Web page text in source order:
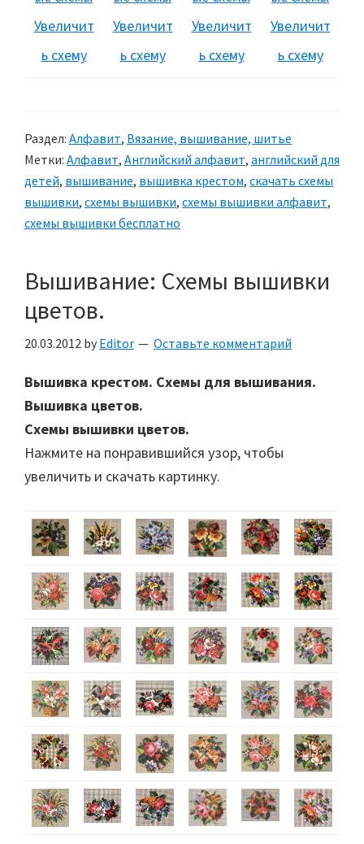
Увеличит
ь схему
Увеличит
ь схему
Увеличит
ь схему
Увеличит
ь схему
Раздел: Алфавит, Вязание, вышивание, шитье
Метки: Алфавит, Английский алфавит, английский для
детей, вышивание, вышивка крестом, скачать схемы
вышивки, схемы вышивки, схемы вышивки алфавит,
схемы вышивки бесплатно
Вышивание: Схемы вышивки
цветов.
20.03.2012 by Editor Оставьте комментарий
Вышивка крестом. Схемы для вышивания.
Вышивка цветов.
Схемы вышивки цветов.
Нажмите на понравившийся узор, чтобы
увеличить и скачать картинку.